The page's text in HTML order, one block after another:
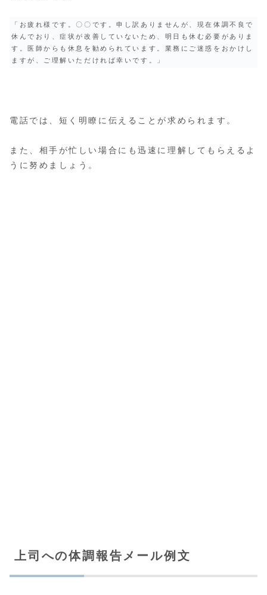
「お疲れ様です。〇〇です。申し訳ありませんが、現在体調不良で
休んでおり、症状が改善していないため、明日も休む必要がありま
す。医師からも休息を勧められています。業務にご迷惑をおかけし
ますが、ご理解いただければ幸いです。」
電話では、短く明瞭に伝えることが求められます。
また、相手が忙しい場合にも迅速に理解してもらえるよ
うに努めましょう。
上司への体調報告メール例文